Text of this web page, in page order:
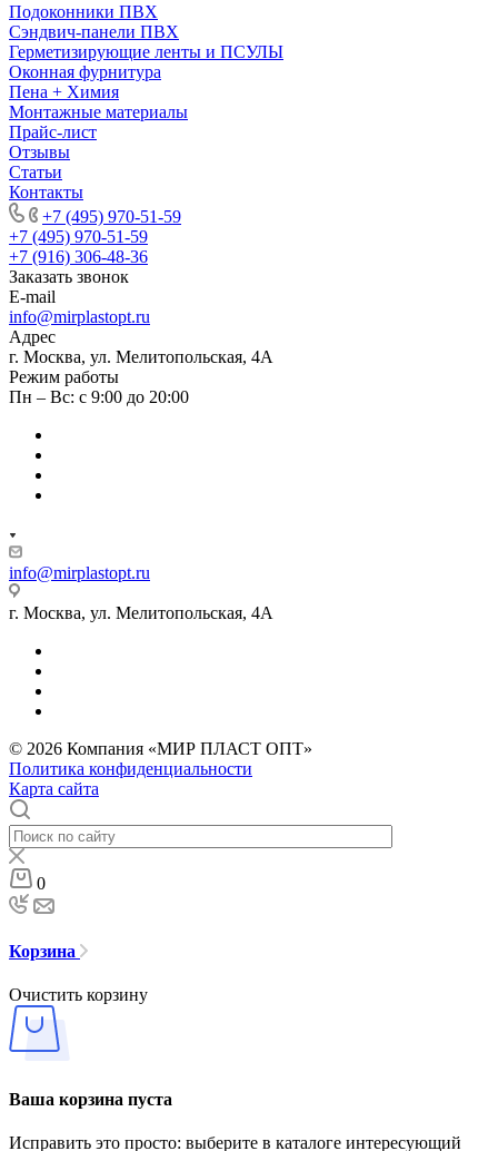
Подоконники ПВХ
Сэндвич-панели ПВХ
Герметизирующие ленты и ПСУЛЫ
Оконная фурнитура
Пена + Химия
Монтажные материалы
Прайс-лист
Отзывы
Статьи
Контакты
+7 (495) 970-51-59
+7 (495) 970-51-59
+7 (916) 306-48-36
Заказать звонок
E-mail
info@mirplastopt.ru
Адрес
г. Москва, ул. Мелитопольская, 4А
Режим работы
Пн – Вс: с 9:00 до 20:00
info@mirplastopt.ru
г. Москва, ул. Мелитопольская, 4А
© 2026 Компания «МИР ПЛАСТ ОПТ»
Политика конфиденциальности
Карта сайта
0
Корзина
Очистить корзину
Ваша корзина пуста
Исправить это просто: выберите в каталоге интересующий